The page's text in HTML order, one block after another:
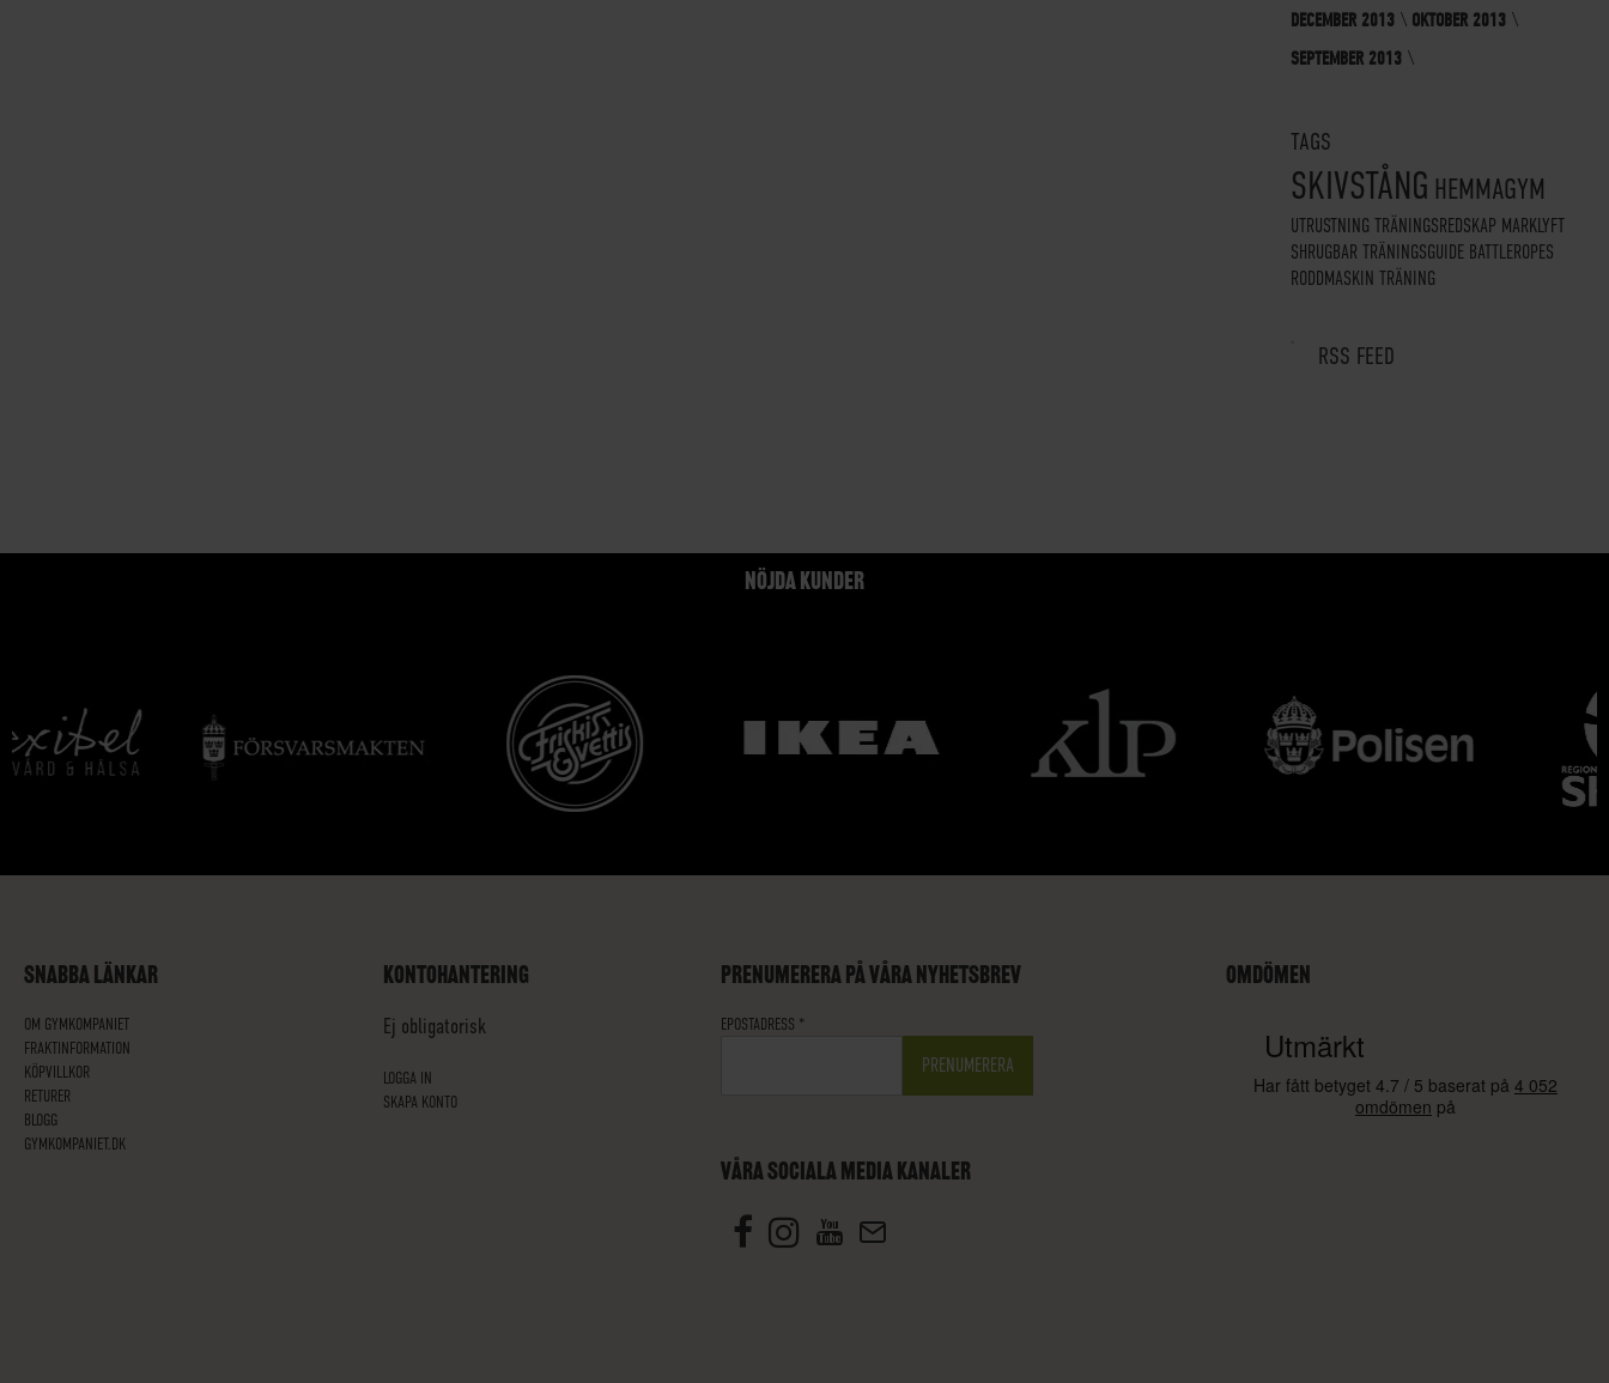
DECEMBER 2013
OKTOBER 2013
SEPTEMBER 2013
TAGS
SKIVSTÅNG HEMMAGYM
UTRUSTNING TRÄNINGSREDSKAP MARKLYFT
SHRUGBAR TRÄNINGSGUIDE BATTLEROPES
RODDMASKIN TRÄNING
RSS FEED
NÖJDA KUNDER
SNABBA LÄNKAR
OM GYMKOMPANIET
FRAKTINFORMATION
KÖPVILLKOR
RETURER
BLOGG
GYMKOMPANIET.DK
KONTOHANTERING
Ej obligatorisk
LOGGA IN
SKAPA KONTO
PRENUMERERA PÅ VÅRA NYHETSBREV
EPOSTADRESS *
VÅRA SOCIALA MEDIA KANALER
OMDÖMEN